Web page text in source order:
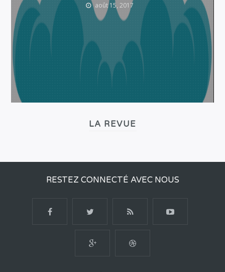
août 15, 2017
LA REVUE
RESTEZ CONNECTÉ AVEC NOUS